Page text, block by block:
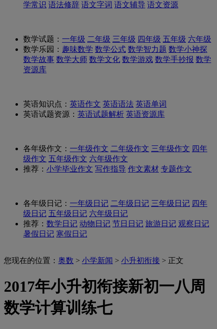
学常识 语法修辞 语文字词 语文辅导 语文资源
数学试题： 一年级 二年级 三年级 四年级 五年级 六年级
数学乐园： 趣味数学 数学公式 数学智力题 数学小神探
数学故事 数学大师 数学文化 数学游戏 数学手抄报 数学
资源库
英语知识点： 英语作文 英语语法 英语单词
英语试题资源： 英语试题解析 英语资源库
各年级作文： 一年级作文 二年级作文 三年级作文 四年
级作文 五年级作文 六年级作文
推荐： 小学毕业作文 写作指导 作文素材 专题作文
各年级日记： 一年级日记 二年级日记 三年级日记 四年
级日记 五年级日记 六年级日记
推荐： 数学日记 动物日记 节日日记 旅游日记 观察日记
暑假日记 寒假日记
您现在的位置： 奥数 > 小学新闻 > 小升初衔接 > 正文
2017年小升初衔接新初一八周
数学计算训练七